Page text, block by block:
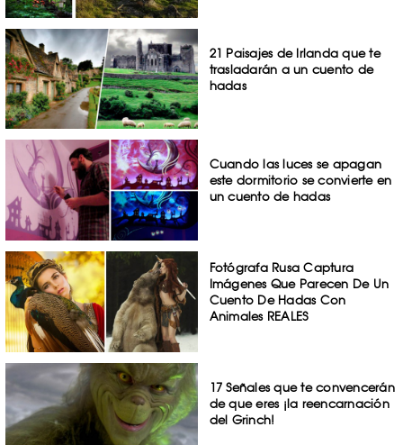
21 Paisajes de Irlanda que te
trasladarán a un cuento de
hadas
Cuando las luces se apagan
este dormitorio se convierte en
un cuento de hadas
Fotógrafa Rusa Captura
Imágenes Que Parecen De Un
Cuento De Hadas Con
Animales REALES
17 Señales que te convencerán
de que eres ¡la reencarnación
del Grinch!